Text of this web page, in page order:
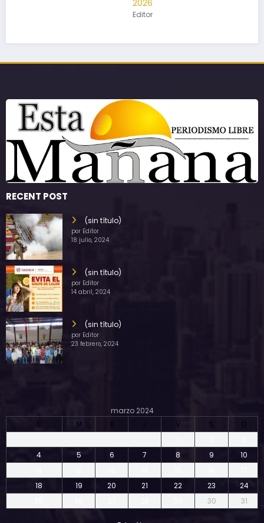
RECENT POST
(sin título)
por Editor
18 julio, 2024
(sin título)
por Editor
14 abril, 2024
(sin título)
por Editor
23 febrero, 2024
marzo 2024
L
M X J V S
D
4
5 6 7 8 9
10
18
19 20 21 22 23
24
30 31